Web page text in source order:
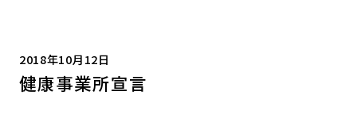
2018年10月12日
健康事業所宣言